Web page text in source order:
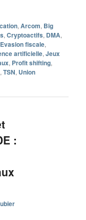
,Arcom, Big
,Cryptoactifs, DMA,
Evasion fiscale,
artificielle,Jeux
, Profit shifting,
,TSN, Union
: